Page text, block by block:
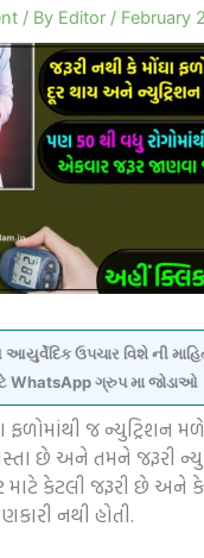
/ By Editor / February
ઉપચાર વિશે ની
WhatsApp ગ્રુપ મા જોડાઓ
ફળોમાંથી જ ન્યુટ્રિશન
છે અને તમને જરૂરી
માટે કેટલી જરૂરી છે અને
નથી હોતી.